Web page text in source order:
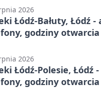
2026
Łódź-Bałuty, Łódź -
godziny otwarcia
2026
Łódź-Polesie, Łódź
godziny otwarcia